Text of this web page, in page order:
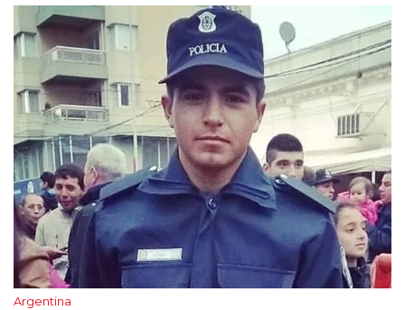
Argentina